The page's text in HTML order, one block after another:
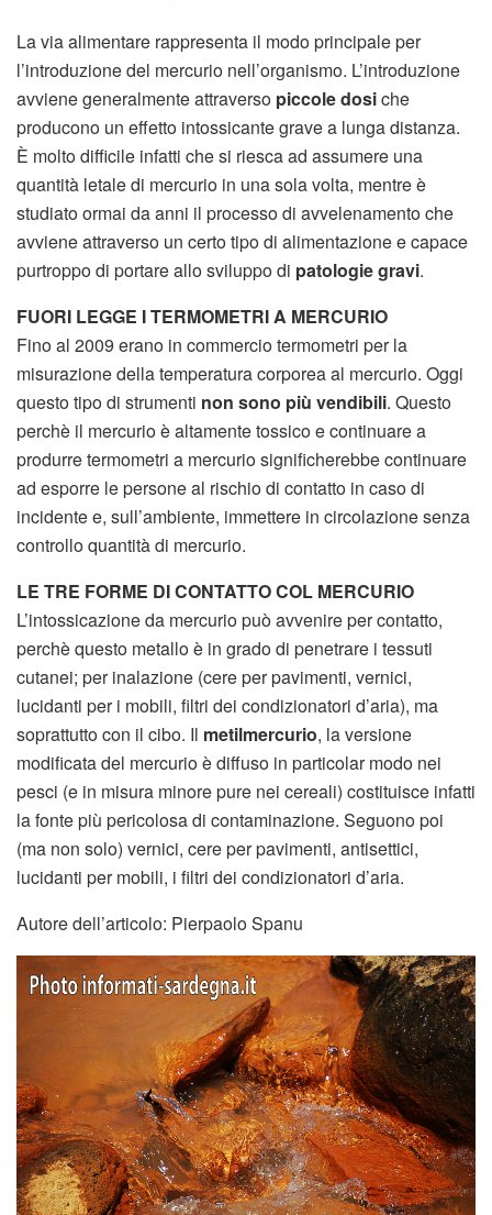
La via alimentare rappresenta il modo principale per
l’introduzione del mercurio nell’organismo. L’introduzione
avviene generalmente attraverso piccole dosiche
producono un effetto intossicante grave a lunga distanza.
È molto difficile infatti che si riesca ad assumere una
quantità letale di mercurio in una sola volta, mentre è
studiato ormai da anni il processo di avvelenamento che
avviene attraverso un certo tipo di alimentazione e capace
purtroppo di portare allo sviluppo di patologie gravi.
FUORI LEGGE I TERMOMETRI A MERCURIO
Fino al 2009 erano in commercio termometri per la
misurazione della temperatura corporea al mercurio. Oggi
questo tipo di strumenti non sono più vendibili. Questo
perchè il mercurio è altamente tossico e continuare a
produrre termometri a mercurio significherebbe continuare
ad esporre le persone al rischio di contatto in caso di
incidente e, sull’ambiente, immettere in circolazione senza
controllo quantità di mercurio.
LE TRE FORME DI CONTATTO COL MERCURIO
L’intossicazione da mercurio può avvenire per contatto,
perchè questo metallo è in grado di penetrare i tessuti
cutanei; per inalazione (cere per pavimenti, vernici,
lucidanti per i mobili, filtri dei condizionatori d’aria), ma
soprattutto con il cibo. Il metilmercurio, la versione
modificata del mercurio è diffuso in particolar modo nei
pesci (e in misura minore pure nei cereali) costituisce infatti
la fonte più pericolosa di contaminazione. Seguono poi
(ma non solo) vernici, cere per pavimenti, antisettici,
lucidanti per mobili, i filtri dei condizionatori d’aria.
Autore dell’articolo: Pierpaolo Spanu